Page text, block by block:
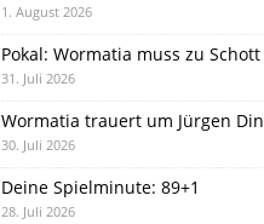
1. August 2026
Pokal: Wormatia muss zu
31. Juli 2026
Wormatia trauert um Jürgen
30. Juli 2026
Deine Spielminute: 89+1
28. Juli 2026